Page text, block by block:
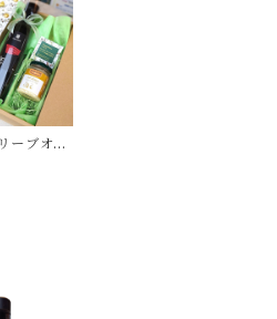
ーブオイ
)&にん
』